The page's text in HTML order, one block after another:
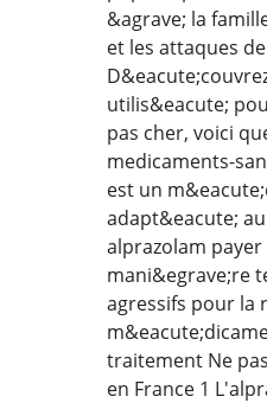
&agrave; la
et les attaques
utilis&eacute;
pas cher, voici
medicaments-
est un
adapt&eacute;
alprazolam
mani&egrave;re
agressifs pour la
traitement Ne
en France 1